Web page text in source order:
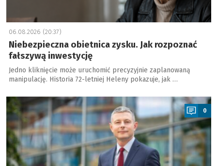
06.08.2026 (20:37)
Niebezpieczna obietnica zysku. Jak rozpoznać
fałszywą inwestycję
Jedno kliknięcie może uruchomić precyzyjnie zaplanowaną
manipulację. Historia 72-letniej Heleny pokazuje, jak …
a
0